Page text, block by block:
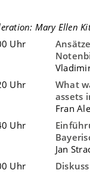
Mary Ellen
Uhr
Uhr
What
assets
Fran
Uhr
Jan
Uhr